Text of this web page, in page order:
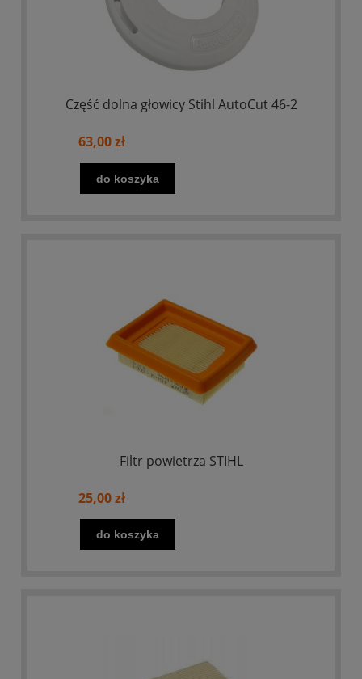
Część dolna głowicy Stihl AutoCut 46-2
63,00 zł
do koszyka
Filtr powietrza STIHL
25,00 zł
do koszyka